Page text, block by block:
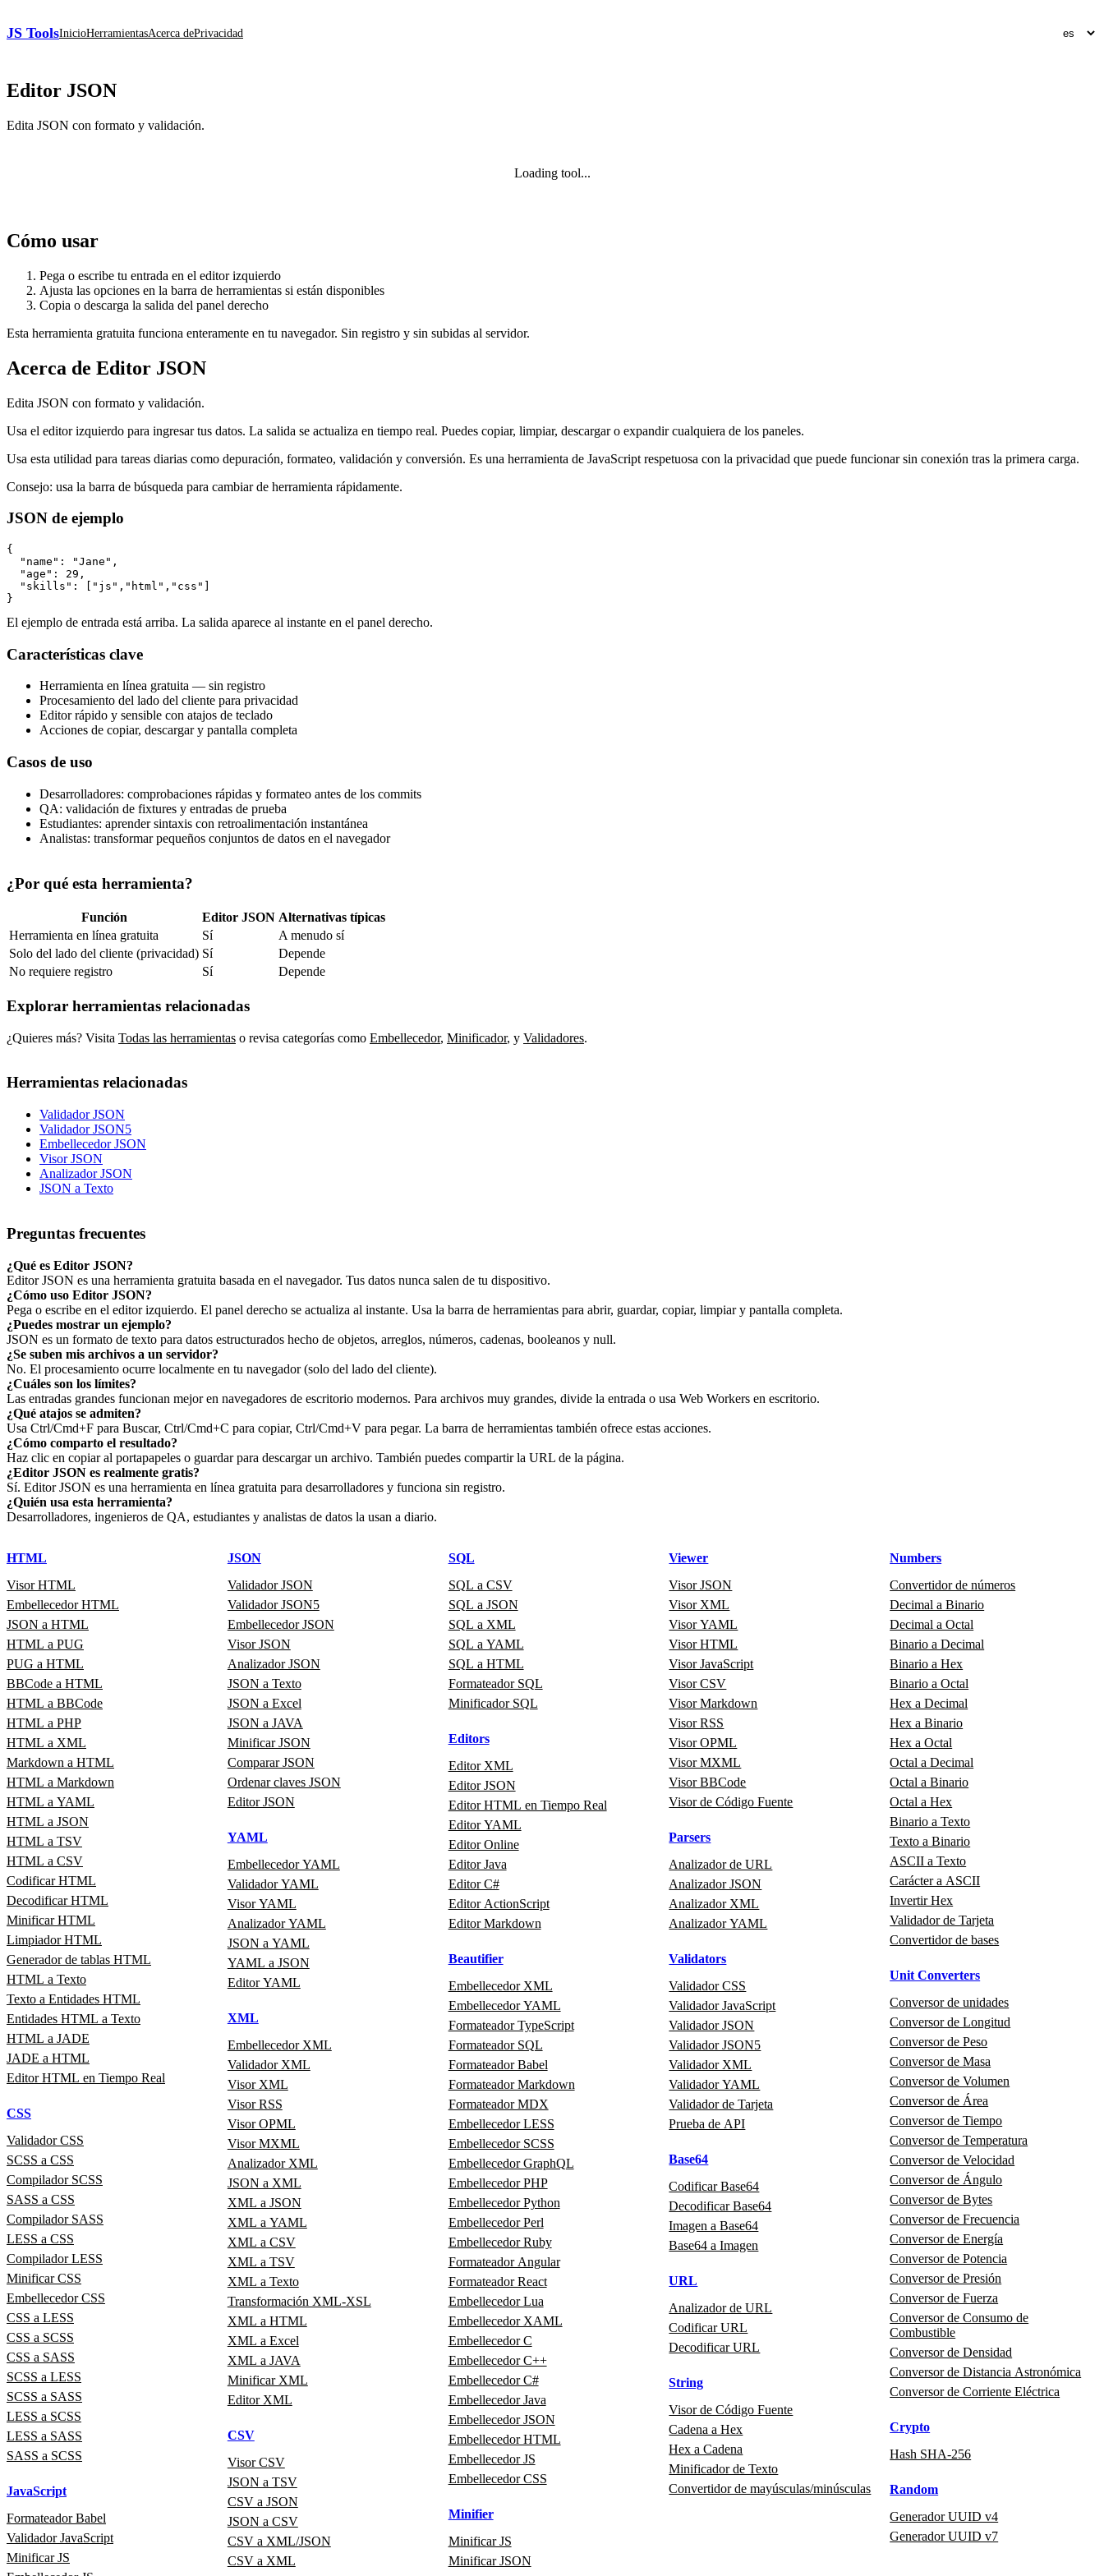
JS ToolsInicioHerramientasAcerca dePrivacidad
Editor JSON
Edita JSON con formato y validación.
Loading tool...
Cómo usar
Pega o escribe tu entrada en el editor izquierdo
Ajusta las opciones en la barra de herramientas si están disponibles
Copia o descarga la salida del panel derecho
Esta herramienta gratuita funciona enteramente en tu navegador. Sin registro y sin subidas al servidor.
Acerca de Editor JSON
Edita JSON con formato y validación.
Usa el editor izquierdo para ingresar tus datos. La salida se actualiza en tiempo real. Puedes copiar, limpiar, descargar o expandir cualquiera de los paneles.
Usa esta utilidad para tareas diarias como depuración, formateo, validación y conversión. Es una herramienta de JavaScript respetuosa con la privacidad que puede funcionar sin conexión tras la primera carga.
Consejo: usa la barra de búsqueda para cambiar de herramienta rápidamente.
JSON de ejemplo
{
  "name": "Jane",
  "age": 29,
  "skills": ["js","html","css"]
}
El ejemplo de entrada está arriba. La salida aparece al instante en el panel derecho.
Características clave
Herramienta en línea gratuita — sin registro
Procesamiento del lado del cliente para privacidad
Editor rápido y sensible con atajos de teclado
Acciones de copiar, descargar y pantalla completa
Casos de uso
Desarrolladores: comprobaciones rápidas y formateo antes de los commits
QA: validación de fixtures y entradas de prueba
Estudiantes: aprender sintaxis con retroalimentación instantánea
Analistas: transformar pequeños conjuntos de datos en el navegador
¿Por qué esta herramienta?
Función Editor JSON Alternativas típicas
Herramienta en línea gratuita
Sí
A menudo sí
Solo del lado del cliente (privacidad) Sí
Depende
No requiere registro
Sí Depende
Explorar herramientas relacionadas
¿Quieres más? Visita Todas las herramientas o revisa categorías como Embellecedor, Minificador, y Validadores.
Herramientas relacionadas
Validador JSON
Validador JSON5
Embellecedor JSON
Visor JSON
Analizador JSON
JSON a Texto
Preguntas frecuentes
¿Qué es Editor JSON?
Editor JSON es una herramienta gratuita basada en el navegador. Tus datos nunca salen de tu dispositivo.
¿Cómo uso Editor JSON?
Pega o escribe en el editor izquierdo. El panel derecho se actualiza al instante. Usa la barra de herramientas para abrir, guardar, copiar, limpiar y pantalla completa.
¿Puedes mostrar un ejemplo?
JSON es un formato de texto para datos estructurados hecho de objetos, arreglos, números, cadenas, booleanos y null.
¿Se suben mis archivos a un servidor?
No. El procesamiento ocurre localmente en tu navegador (solo del lado del cliente).
¿Cuáles son los límites?
Las entradas grandes funcionan mejor en navegadores de escritorio modernos. Para archivos muy grandes, divide la entrada o usa Web Workers en escritorio.
¿Qué atajos se admiten?
Usa Ctrl/Cmd+F para Buscar, Ctrl/Cmd+C para copiar, Ctrl/Cmd+V para pegar. La barra de herramientas también ofrece estas acciones.
¿Cómo comparto el resultado?
Haz clic en copiar al portapapeles o guardar para descargar un archivo. También puedes compartir la URL de la página.
¿Editor JSON es realmente gratis?
Sí. Editor JSON es una herramienta en línea gratuita para desarrolladores y funciona sin registro.
¿Quién usa esta herramienta?
Desarrolladores, ingenieros de QA, estudiantes y analistas de datos la usan a diario.
HTML
Visor HTML
Embellecedor HTML
JSON a HTML
HTML a PUG
PUG a HTML
BBCode a HTML
HTML a BBCode
HTML a PHP
HTML a XML
Markdown a HTML
HTML a Markdown
HTML a YAML
HTML a JSON
HTML a TSV
HTML a CSV
Codificar HTML
Decodificar HTML
Minificar HTML
Limpiador HTML
Generador de tablas HTML
HTML a Texto
Texto a Entidades HTML
Entidades HTML a Texto
HTML a JADE
JADE a HTML
Editor HTML en Tiempo Real
CSS
Validador CSS
SCSS a CSS
Compilador SCSS
SASS a CSS
Compilador SASS
LESS a CSS
Compilador LESS
Minificar CSS
Embellecedor CSS
CSS a LESS
CSS a SCSS
CSS a SASS
SCSS a LESS
SCSS a SASS
LESS a SCSS
LESS a SASS
SASS a SCSS
JavaScript
Formateador Babel
Validador JavaScript
Minificar JS
JSON
Validador JSON
Validador JSON5
Embellecedor JSON
Visor JSON
Analizador JSON
JSON a Texto
JSON a Excel
JSON a JAVA
Minificar JSON
Comparar JSON
Ordenar claves JSON
Editor JSON
YAML
Embellecedor YAML
Validador YAML
Visor YAML
Analizador YAML
JSON a YAML
YAML a JSON
Editor YAML
XML
Embellecedor XML
Validador XML
Visor XML
Visor RSS
Visor OPML
Visor MXML
Analizador XML
JSON a XML
XML a JSON
XML a YAML
XML a CSV
XML a TSV
XML a Texto
Transformación XML-XSL
XML a HTML
XML a Excel
XML a JAVA
Minificar XML
Editor XML
CSV
Visor CSV
JSON a TSV
CSV a JSON
JSON a CSV
CSV a XML/JSON
CSV a XML
SQL
SQL a CSV
SQL a JSON
SQL a XML
SQL a YAML
SQL a HTML
Formateador SQL
Minificador SQL
Editors
Editor XML
Editor JSON
Editor HTML en Tiempo Real
Editor YAML
Editor Online
Editor Java
Editor C#
Editor ActionScript
Editor Markdown
Beautifier
Embellecedor XML
Embellecedor YAML
Formateador TypeScript
Formateador SQL
Formateador Babel
Formateador Markdown
Formateador MDX
Embellecedor LESS
Embellecedor SCSS
Embellecedor GraphQL
Embellecedor PHP
Embellecedor Python
Embellecedor Perl
Embellecedor Ruby
Formateador Angular
Formateador React
Embellecedor Lua
Embellecedor XAML
Embellecedor C
Embellecedor C++
Embellecedor C#
Embellecedor Java
Embellecedor JSON
Embellecedor HTML
Embellecedor JS
Embellecedor CSS
Minifier
Minificar JS
Minificar JSON
Viewer
Visor JSON
Visor XML
Visor YAML
Visor HTML
Visor JavaScript
Visor CSV
Visor Markdown
Visor RSS
Visor OPML
Visor MXML
Visor BBCode
Visor de Código Fuente
Parsers
Analizador de URL
Analizador JSON
Analizador XML
Analizador YAML
Validators
Validador CSS
Validador JavaScript
Validador JSON
Validador JSON5
Validador XML
Validador YAML
Validador de Tarjeta
Prueba de API
Base64
Codificar Base64
Decodificar Base64
Imagen a Base64
Base64 a Imagen
URL
Analizador de URL
Codificar URL
Decodificar URL
String
Visor de Código Fuente
Cadena a Hex
Hex a Cadena
Minificador de Texto
Convertidor de mayúsculas/minúsculas
Numbers
Convertidor de números
Decimal a Binario
Decimal a Octal
Binario a Decimal
Binario a Hex
Binario a Octal
Hex a Decimal
Hex a Binario
Hex a Octal
Octal a Decimal
Octal a Binario
Octal a Hex
Binario a Texto
Texto a Binario
ASCII a Texto
Carácter a ASCII
Invertir Hex
Validador de Tarjeta
Convertidor de bases
Unit Converters
Conversor de unidades
Conversor de Longitud
Conversor de Peso
Conversor de Masa
Conversor de Volumen
Conversor de Área
Conversor de Tiempo
Conversor de Temperatura
Conversor de Velocidad
Conversor de Ángulo
Conversor de Bytes
Conversor de Frecuencia
Conversor de Energía
Conversor de Potencia
Conversor de Presión
Conversor de Fuerza
Conversor de Consumo de
Combustible
Conversor de Densidad
Conversor de Distancia Astronómica
Conversor de Corriente Eléctrica
Crypto
Hash SHA-256
Random
Generador UUID v4
Generador UUID v7